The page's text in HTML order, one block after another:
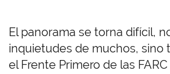
El panorama se torna difícil,
inquietudes de muchos, sino
el Frente Primero de las